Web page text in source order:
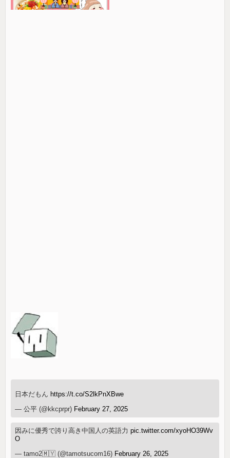
日本だもん https://t.co/S2lkPnXBwe
— 公平 (@kkcprpr) February 27, 2025
因みに優秀で誇り高き中国人の英語力pic.twitter.com/xyoHO39Wv
O
— tamo2🇲🇾 (@tamotsucom16) February 26, 2025